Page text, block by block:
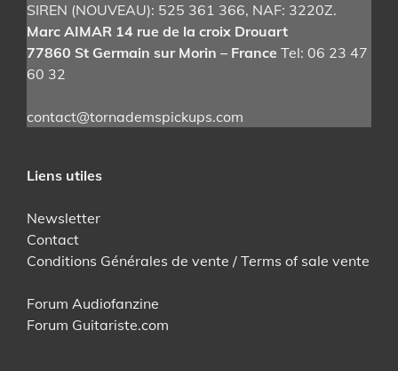
SIREN (NOUVEAU): 525 361 366, NAF: 3220Z.
Marc AIMAR 14 rue de la croix Drouart
77860 St Germain sur Morin – France Tel: 06 23 47
60 32
contact@tornademspickups.com
Liens utiles
Newsletter
Contact
Conditions Générales de vente / Terms of sale vente
Forum Audiofanzine
Forum Guitariste.com